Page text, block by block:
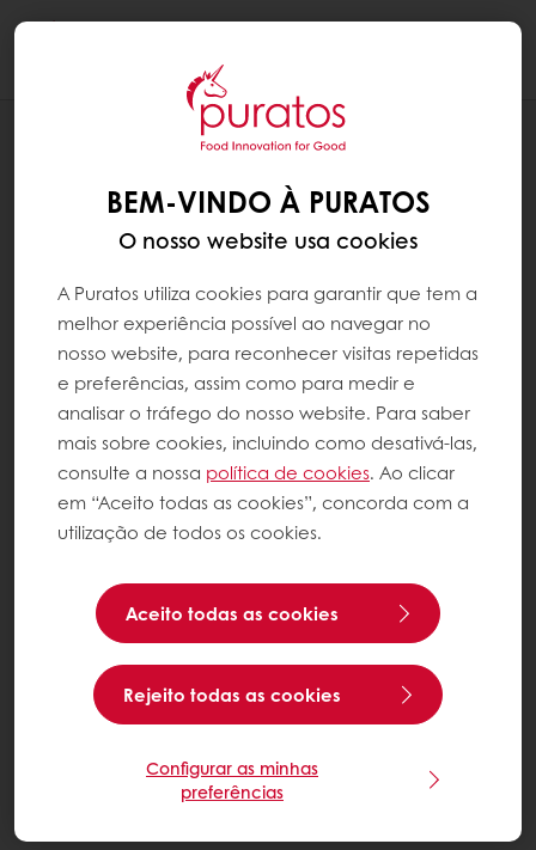
LARANJA E CHOCOLATE
BEM-VINDO À PURATOS
O nosso website usa cookies
A Puratos utiliza cookies para garantir que tem a
melhor experiência possível ao navegar no
nosso website, para reconhecer visitas repetidas
e preferências, assim como para medir e
analisar o tráfego do nosso website. Para saber
mais sobre cookies, incluindo como desativá-las,
consulte a nossa política de cookies. Ao clicar
em “Aceito todas as cookies”, concorda com a
utilização de todos os cookies.
Aceito todas as cookies
Rejeito todas as cookies
Configurar as minhas
preferências